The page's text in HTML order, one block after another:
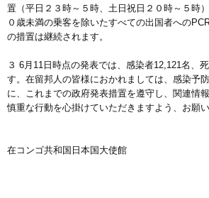
置（平日２３時～５時、土日祝日２０時～５時
０歳未満の乗客を除いたすべての出国者への
の措置は継続されます。
３ 6月11日時点の発表では、感染者12,121名、
す。在留邦人の皆様におかれましては、感染予
に、これまでの政府発表措置を遵守し、関連情
慎重な行動を心掛けていただきますよう、お願い
在コンゴ共和国日本国大使館